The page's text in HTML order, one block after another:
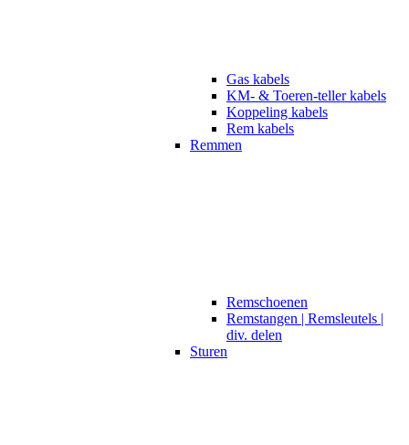
Gas kabels
KM- & Toeren-teller kabels
Koppeling kabels
Rem kabels
Remmen
Remschoenen
Remstangen | Remsleutels |
div. delen
Sturen